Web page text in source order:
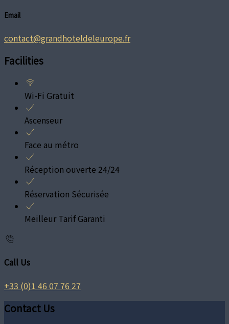
Email
contact@grandhoteldeleurope.fr
Facilities
Wi-Fi Gratuit
Ascenseur
Face au métro
Réception ouverte 24/24
Réservation Sécurisée
Meilleur Tarif Garanti
Call Us
+33 (0)1 46 07 76 27
Contact Us